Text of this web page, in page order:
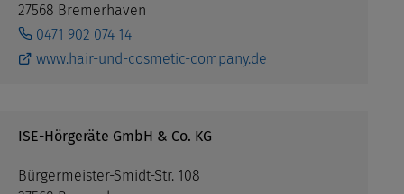
27568 Bremerhaven
0471 902 074 14
www.hair-und-cosmetic-company.de
ISE-Hörgeräte GmbH & Co. KG
Bürgermeister-Smidt-Str. 108